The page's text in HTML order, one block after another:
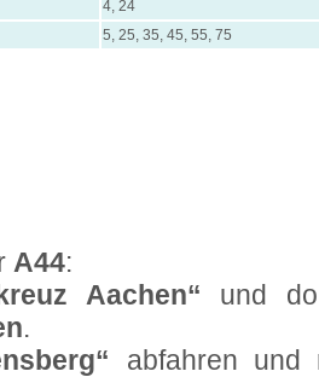
4, 24
5, 25, 35, 45, 55, 75
A44:
Aachen“ und
.
abfahren und